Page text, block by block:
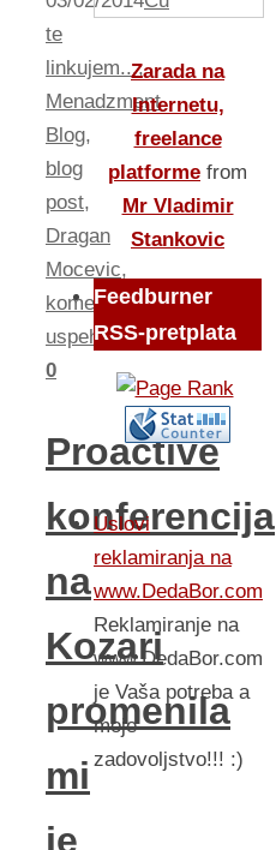
te
linkujem...,
Menadzment
Blog,
blog
post,
Dragan
Mocevic,
komentar,
uspeh
0
Proactive
konferencija
na
Kozari
promenila
mi
je
Zarada na
Internetu,
freelance
platforme from
Mr Vladimir
Stankovic
Feedburner
RSS-pretplata
Uslovi
reklamiranja na
www.DedaBor.com
Reklamiranje na
www.DedaBor.com
je Vaša potreba a
moje
zadovoljstvo!!! :)